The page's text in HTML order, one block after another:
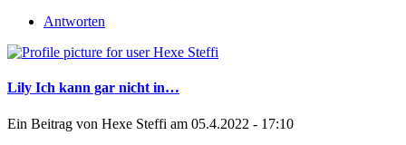
Antworten
Lily Ich kann gar nicht in…
Ein Beitrag von Hexe Steffi am 05.4.2022 - 17:10